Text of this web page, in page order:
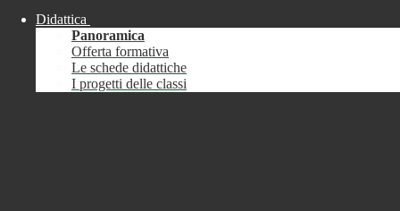
Chiudi
Informazione
Didattica
Panoramica
Offerta formativa
Le schede didattiche
I progetti delle classi